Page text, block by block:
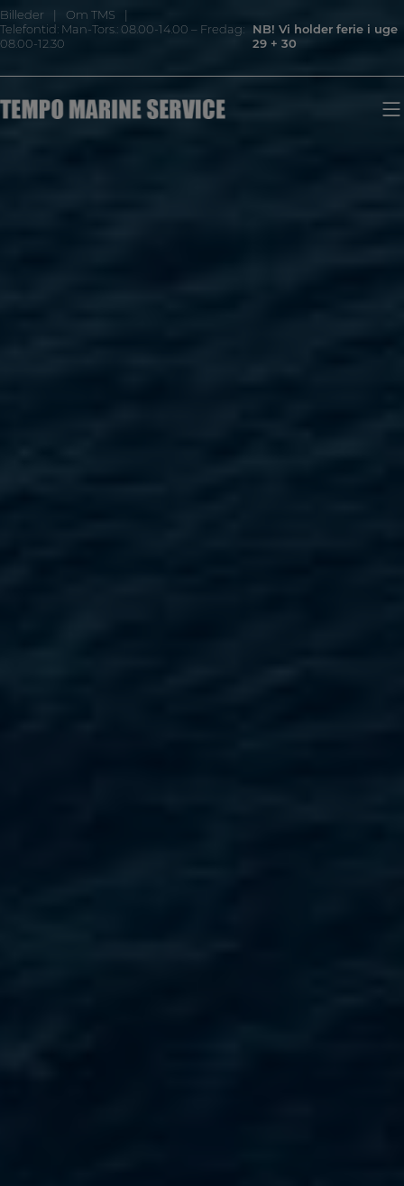
Hop
til
indholdet
Billeder
Om TMS
Telefontid: Man-Tors.: 08.00-14.00 – Fredag:
08.00-12.30
NB! Vi holder ferie i uge
29 + 30